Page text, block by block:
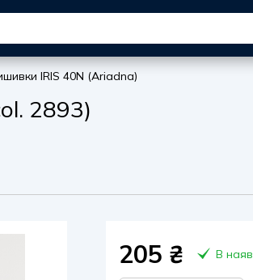
IRIS 40N (Ariadna)
2893)
205 ₴ В